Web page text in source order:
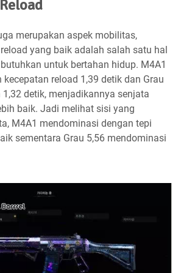
merupakan aspek mobilitas,
yang baik adalah salah satu hal
untuk bertahan hidup. M4A1
reload 1,39 detik dan Grau
detik, menjadikannya senjata
baik. Jadi melihat sisi yang
M4A1 mendominasi dengan tepi
sementara Grau 5,56 mendominasi